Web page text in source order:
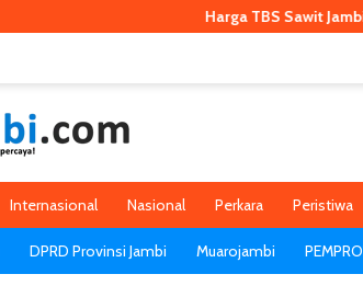
Harga TBS Sawit Jambi
Internasional Nasional Perkara Peristiwa
DPRD Provinsi Jambi Muarojambi